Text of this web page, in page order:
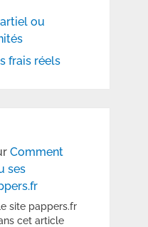
ou
frais réels
Comment
ses
site pappers.fr
cet article